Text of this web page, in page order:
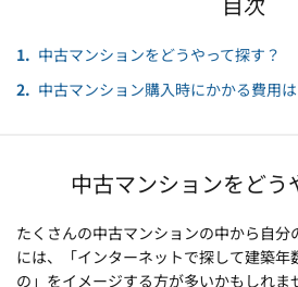
中古マンションをどうやって探す？
中古マンション購入時にかかる費用は
中古マンションをどう
たくさんの中古マンションの中から自
には、「インターネットで探して建築年
の」をイメージする方が多いかもしれま